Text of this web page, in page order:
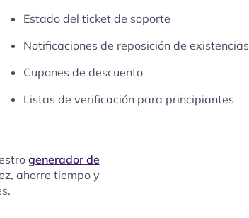
Estado del ticket de soporte
Notificaciones de reposición de existencias
Cupones de descuento
Listas de verificación para principiantes
generador de
ahorre tiempo y